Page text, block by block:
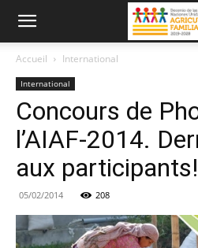
Accueil International
International
Concours de
l’AIAF-2014.
aux participants!
05/02/2014 208